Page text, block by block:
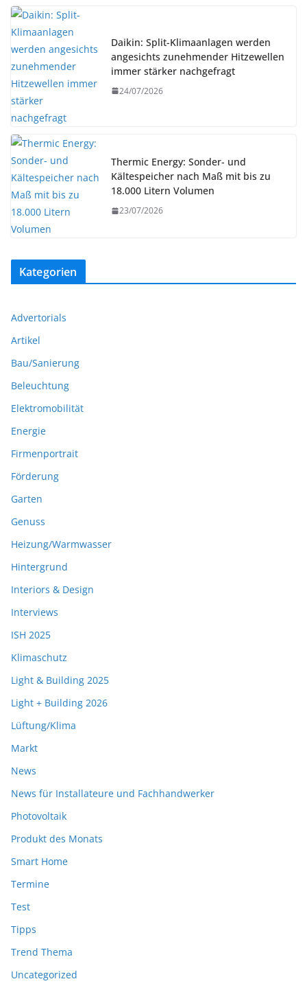
Daikin: Split-Klimaanlagen werden
angesichts zunehmender Hitzewellen
immer stärker nachgefragt
24/07/2026
Thermic Energy: Sonder- und
Kältespeicher nach Maß mit bis zu
18.000 Litern Volumen
23/07/2026
Kategorien
Advertorials
Artikel
Bau/Sanierung
Beleuchtung
Elektromobilität
Energie
Firmenportrait
Förderung
Garten
Genuss
Heizung/Warmwasser
Hintergrund
Interiors & Design
Interviews
ISH 2025
Klimaschutz
Light & Building 2025
Light + Building 2026
Lüftung/Klima
Markt
News
News für Installateure und Fachhandwerker
Photovoltaik
Produkt des Monats
Smart Home
Termine
Test
Tipps
Trend Thema
Uncategorized